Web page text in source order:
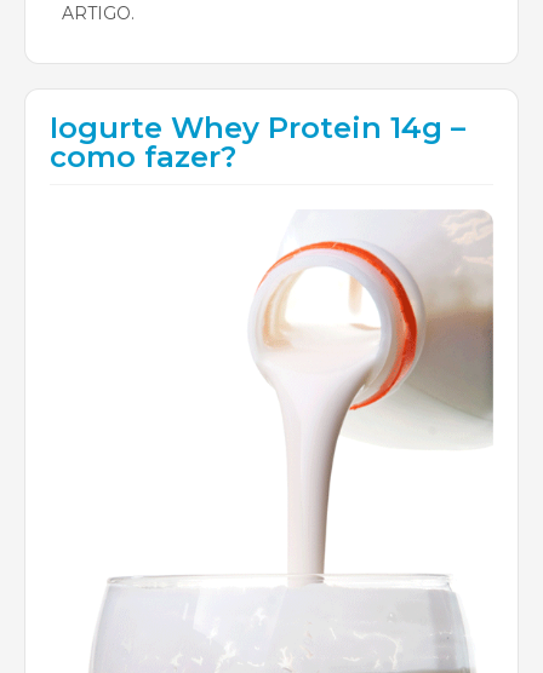
ARTIGO.
Iogurte Whey Protein 14g –
como fazer?